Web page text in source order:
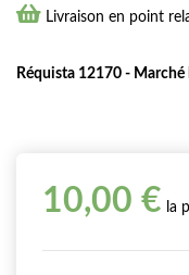
 Livraison en point
Réquista 12170 -
10,00 € la